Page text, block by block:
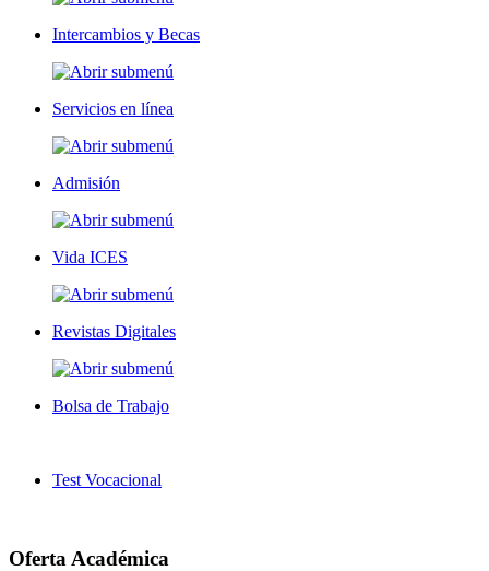
Intercambios y Becas
Servicios en línea
Admisión
Vida ICES
Revistas Digitales
Bolsa de Trabajo
Test Vocacional
Oferta Académica